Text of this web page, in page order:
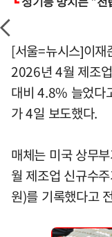
[서울=뉴시스]이
2026년 4월 제조
대비 4.8% 늘었다
가 4일 보도했다.
매체는 미국 상무
월 제조업 신규수
원)를 기록했다고